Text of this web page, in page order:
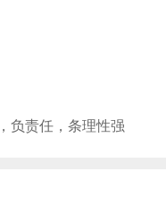
负责任，条理性强